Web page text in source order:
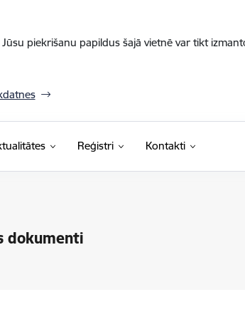
piekrišanu papildus šajā vietnē var tikt
Reģistri Kontakti
dokumenti